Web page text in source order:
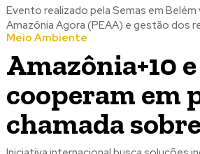
Evento realizado pela Semas em
Amazônia Agora (PEAA) e gestão dos
Meio Ambiente
Amazônia+10
cooperam em
chamada